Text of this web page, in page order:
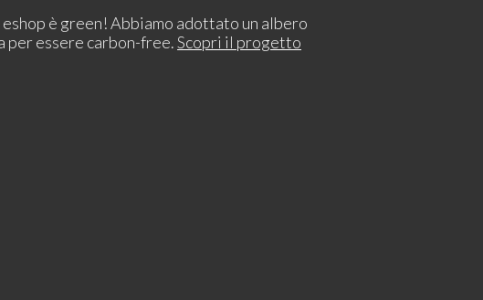
è green! Abbiamo adottato un albero
per essere carbon-free.Scopri il progetto